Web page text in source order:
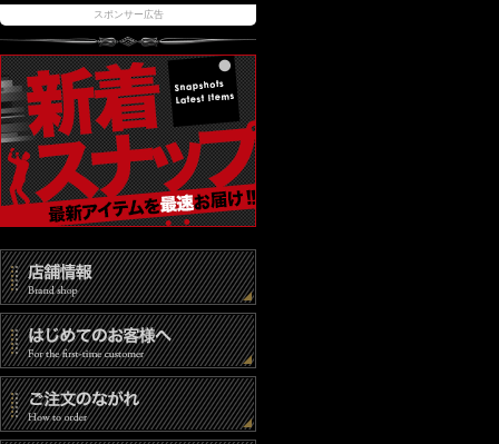
スポンサー広告